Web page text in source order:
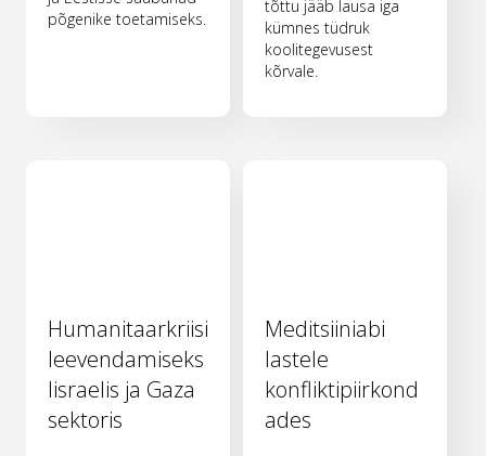
põgenike toetamiseks.
tõttu jääb lausa iga
kümnes tüdruk
koolitegevusest
kõrvale.
Humanitaarkriisi
leevendamiseks
Iisraelis ja Gaza
sektoris
Meditsiiniabi
lastele
konfliktipiirkond
ades